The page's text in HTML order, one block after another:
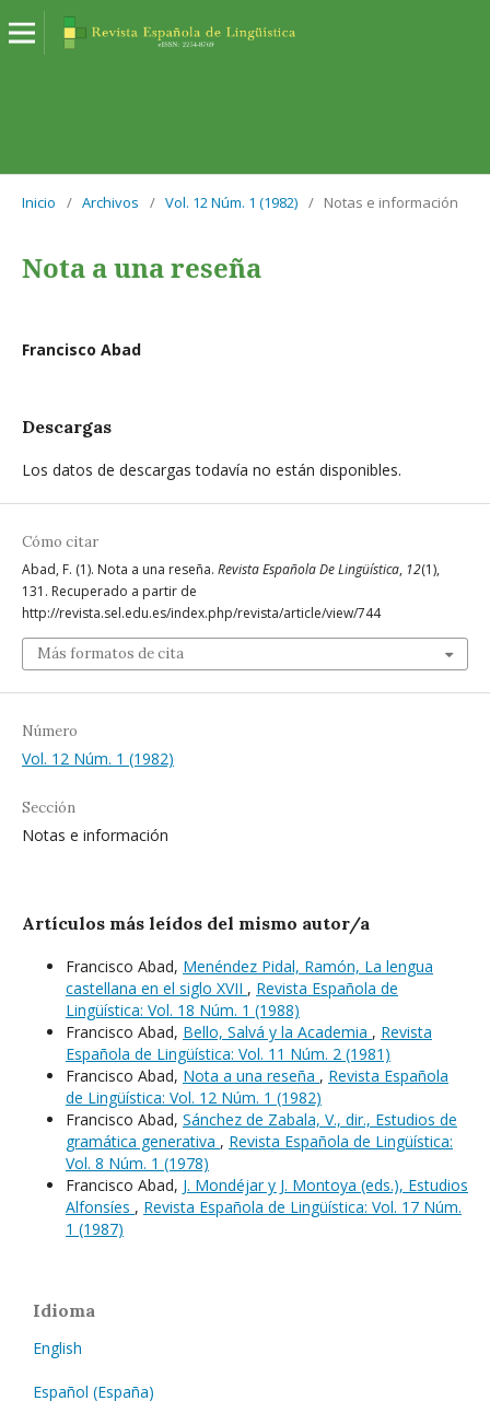
Inicio / Archivos / Vol. 12 Núm. 1 (1982) / Notas e información
Nota a una reseña
Francisco Abad
Descargas
Los datos de descargas todavía no están disponibles.
Cómo citar
Abad, F. (1). Nota a una reseña. Revista Española De Lingüística, 12(1),
131. Recuperado a partir de
http://revista.sel.edu.es/index.php/revista/article/view/744
Más formatos de cita
Número
Vol. 12 Núm. 1 (1982)
Sección
Notas e información
Artículos más leídos del mismo autor/a
Francisco Abad, Menéndez Pidal, Ramón, La lengua
castellana en el siglo XVII , Revista Española de
Lingüística: Vol. 18 Núm. 1 (1988)
Francisco Abad, Bello, Salvá y la Academia , Revista
Española de Lingüística: Vol. 11 Núm. 2 (1981)
Francisco Abad, Nota a una reseña , Revista Española
de Lingüística: Vol. 12 Núm. 1 (1982)
Francisco Abad, Sánchez de Zabala, V., dir., Estudios de
gramática generativa , Revista Española de Lingüística:
Vol. 8 Núm. 1 (1978)
Francisco Abad, J. Mondéjar y J. Montoya (eds.), Estudios
Alfonsíes , Revista Española de Lingüística: Vol. 17 Núm.
1 (1987)
Idioma
English
Español (España)